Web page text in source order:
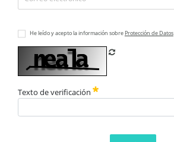
He leído y acepto la información sobre Protección de Datos
Texto de verificación